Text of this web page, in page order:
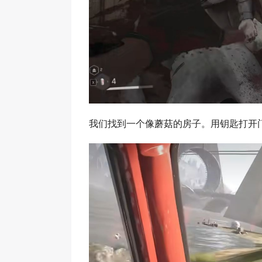
我们找到一个像蘑菇的房子。用钥匙打开